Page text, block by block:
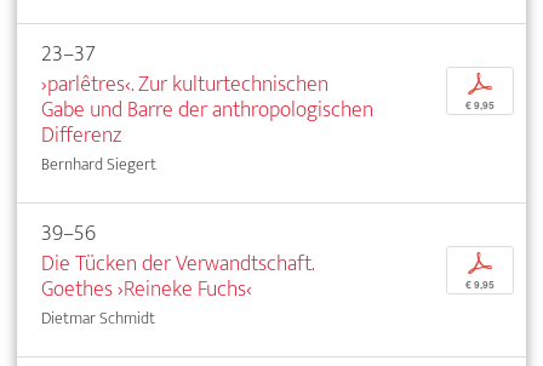
23–37
›parlêtres‹. Zur kulturtechnischen
Gabe und Barre der anthropologischen
Differenz
Bernhard Siegert
p
€ 9,95
39–56
Die Tücken der Verwandtschaft.
Goethes ›Reineke Fuchs‹
Dietmar Schmidt
p
€ 9,95